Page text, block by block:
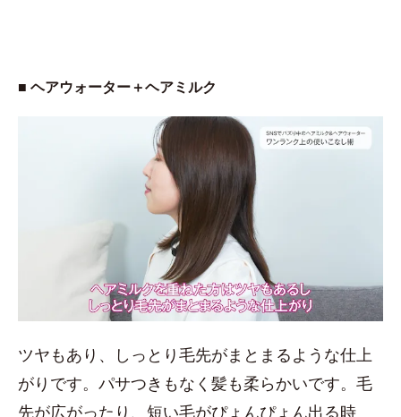
■ ヘアウォーター＋ヘアミルク
ツヤもあり、しっとり毛先がまとまるような仕上
がりです。パサつきもなく髪も柔らかいです。毛
先が広がったり、短い毛がぴょんぴょん出る時